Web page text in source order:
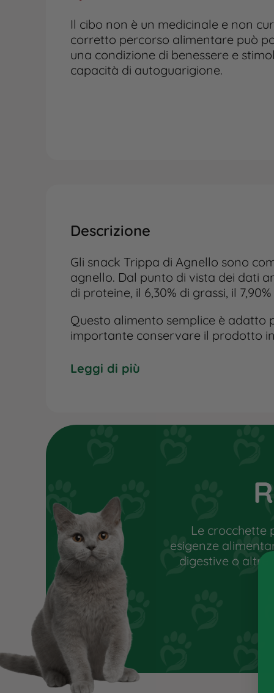
Il cibo non è un medicinale e non
corretto percorso alimentare può
una condizione di benessere e
capacità di autoguarigione.
Descrizione
Gli snack Trippa di Agnello sono
agnello. Dal punto di vista dei dati
di proteine, il 6,30% di grassi, il
Questo alimento semplice è adatto
importante conservare il prodotto
cane.
non cura, ma un percorso
Leggi di più
Le crocchette
esigenze
digestive o altre